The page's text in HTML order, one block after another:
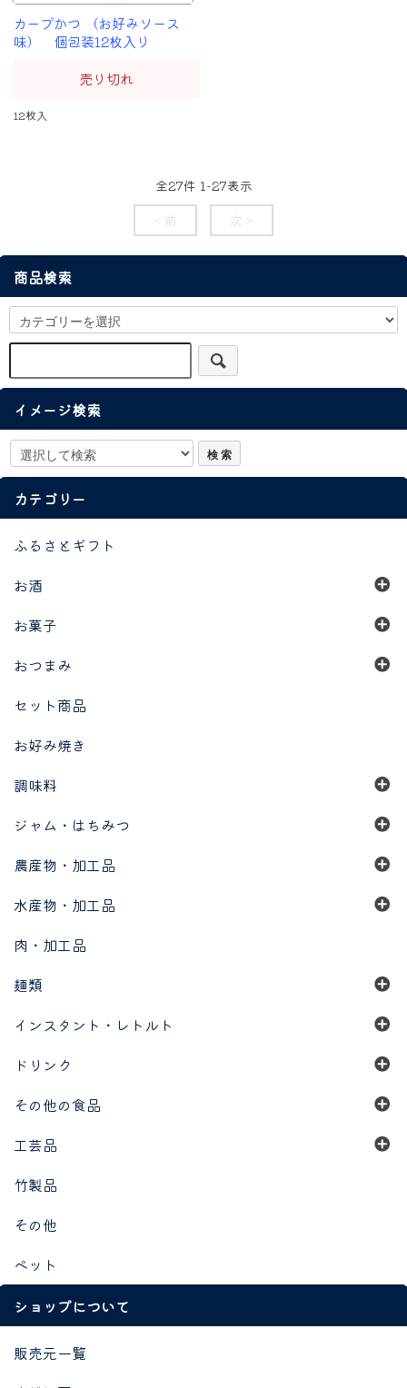
カープかつ （お好みソース
味） 個包装12枚入り
売り切れ
12枚入
全27件 1-27表示
< 前
次 >
商品検索
イメージ検索
カテゴリー
ふるさとギフト
お酒
お菓子
おつまみ
セット商品
お好み焼き
調味料
ジャム・はちみつ
農産物・加工品
水産物・加工品
肉・加工品
麺類
インスタント・レトルト
ドリンク
その他の食品
工芸品
竹製品
その他
ペット
ショップについて
販売元一覧